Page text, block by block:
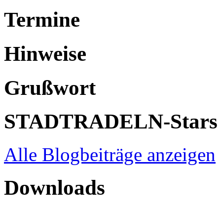
Termine
Hinweise
Grußwort
STADTRADELN-Stars
Alle Blogbeiträge anzeigen
Downloads